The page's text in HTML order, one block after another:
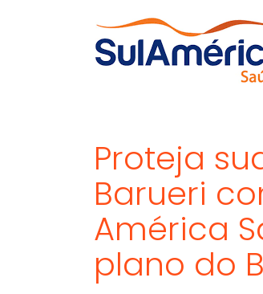
Proteja
Barueri
América
plano do